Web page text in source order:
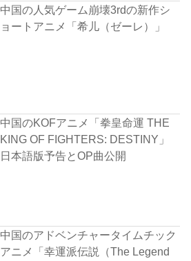
中国の人気ゲーム崩壊3rdの新作シ
ョートアニメ「希儿（ゼーレ）」
中国のKOFアニメ「拳皇命運 THE
KING OF FIGHTERS: DESTINY」
日本語版予告とOP曲公開
中国のアドベンチャータイムチック
アニメ「幸運派伝説（The Legend